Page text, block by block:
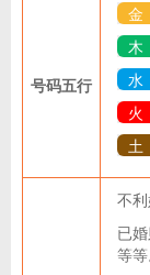
号码五行
金
木
水
火
土
不利
已
等等